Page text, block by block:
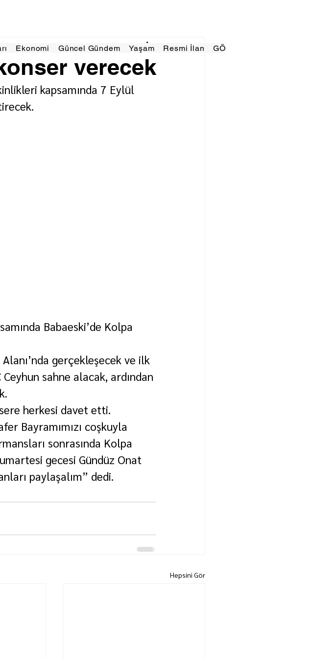
Ekonomi Güncel Gündem Yaşam Resmi İlan GÖRÜNÜMTV
verecek
kapsamında 7 Eylül
Babaeski’de Kolpa
gerçekleşecek ve ilk
sahne alacak, ardından
herkesi davet etti.
Bayramımızı coşkuyla
sonrasında Kolpa
gecesi Gündüz Onat
paylaşalım” dedi.
Hepsini Gör